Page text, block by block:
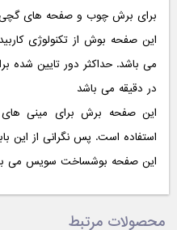
برای برش چوب و صفحه های
در دقیقه می باشد
استفاده است. پس نگرانی از این
این صفحه بوشساخت سویس می
محصولات مرتبط